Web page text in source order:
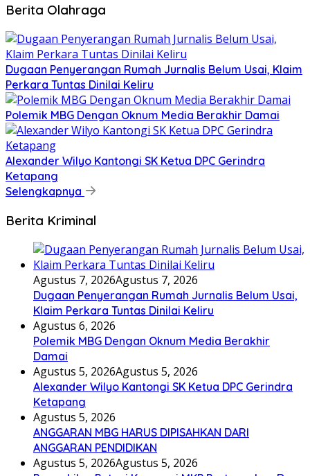
Berita Olahraga
Dugaan Penyerangan Rumah Jurnalis Belum Usai, Klaim
Perkara Tuntas Dinilai Keliru
Polemik MBG Dengan Oknum Media Berakhir Damai
Alexander Wilyo Kantongi SK Ketua DPC Gerindra
Ketapang
Selengkapnya
Berita Kriminal
Agustus 7, 2026Agustus 7, 2026
Dugaan Penyerangan Rumah Jurnalis Belum Usai,
Klaim Perkara Tuntas Dinilai Keliru
Agustus 6, 2026
Polemik MBG Dengan Oknum Media Berakhir
Damai
Agustus 5, 2026Agustus 5, 2026
Alexander Wilyo Kantongi SK Ketua DPC Gerindra
Ketapang
Agustus 5, 2026
ANGGARAN MBG HARUS DIPISAHKAN DARI
ANGGARAN PENDIDIKAN
Agustus 5, 2026Agustus 5, 2026